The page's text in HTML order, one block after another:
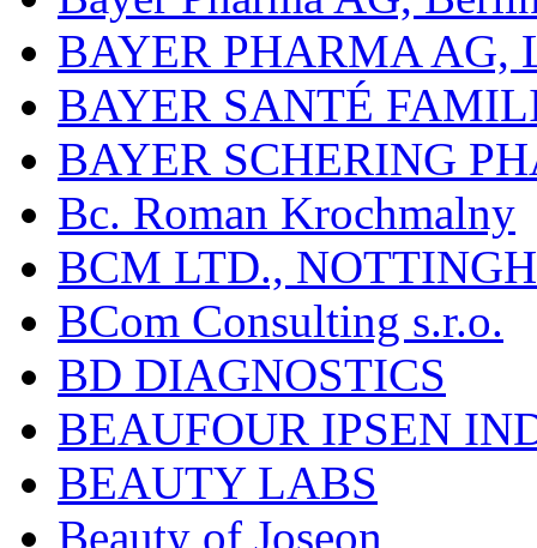
BAYER PHARMA AG,
BAYER SANTÉ
BAYER SCHERING
Bc. Roman Krochmalny
BCM LTD.,
BCom Consulting s.r.o.
BD DIAGNOSTICS
BEAUFOUR IPSEN
BEAUTY LABS
Beauty of Joseon